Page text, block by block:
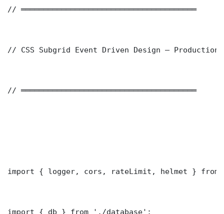
// ═══════════════════════════════════════
// CSS Subgrid Event Driven Design — Production
// ═══════════════════════════════════════
import { logger, cors, rateLimit, helmet } from
import { db } from './database';